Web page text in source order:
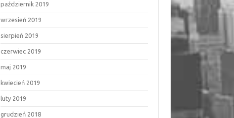
październik 2019
wrzesień 2019
sierpień 2019
czerwiec 2019
maj 2019
kwiecień 2019
luty 2019
grudzień 2018